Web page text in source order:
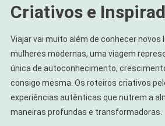
Criativos e
Viajar vai muito além de conhecer novos
mulheres modernas, uma viagem
única de autoconhecimento,
consigo mesma. Os roteiros criativos
experiências autênticas que nutrem a
maneiras profundas e transformadoras.